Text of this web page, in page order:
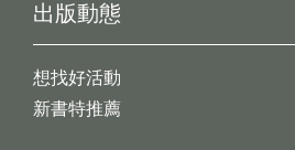
出版動態
想找好活動
新書特推薦